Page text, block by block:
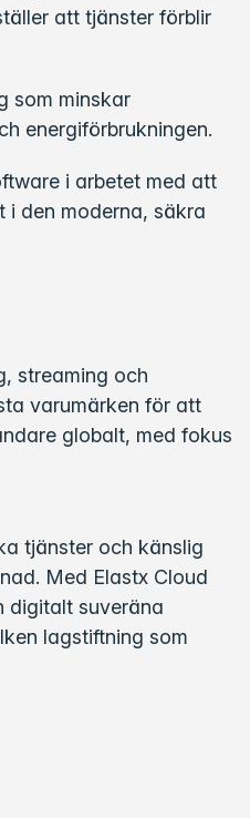
att tjänster förblir
som minskar
energiförbrukningen.
i arbetet med att
den moderna, säkra
streaming och
varumärken för att
globalt, med fokus
tjänster och känslig
Med Elastx Cloud
digitalt suveräna
lagstiftning som